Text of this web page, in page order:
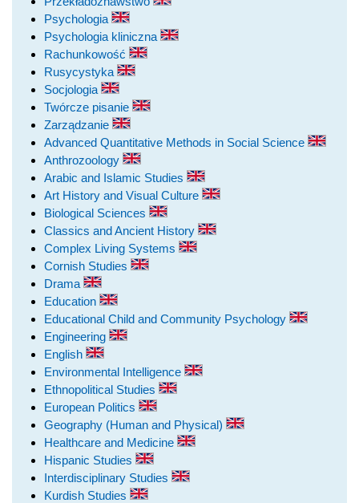
Psychologia
Psychologia kliniczna
Rachunkowość
Rusycystyka
Socjologia
Twórcze pisanie
Zarządzanie
Advanced Quantitative Methods in Social Science
Anthrozoology
Arabic and Islamic Studies
Art History and Visual Culture
Biological Sciences
Classics and Ancient History
Complex Living Systems
Cornish Studies
Drama
Education
Educational Child and Community Psychology
Engineering
English
Environmental Intelligence
Ethnopolitical Studies
European Politics
Geography (Human and Physical)
Healthcare and Medicine
Hispanic Studies
Interdisciplinary Studies
Kurdish Studies